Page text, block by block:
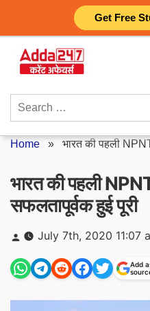
Get Free
content
Search
Home » भारत की पहली
भारत की पहली
सफलतापूर्वक हुई पूरी
Posted
by
July 7th, 2020 11:07
Add